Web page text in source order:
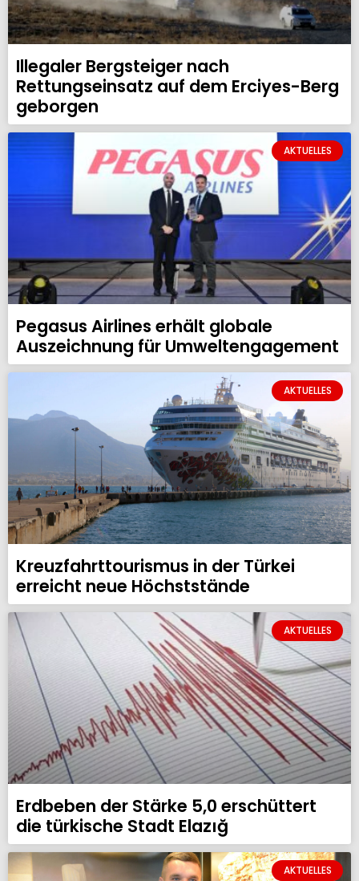
Illegaler Bergsteiger nach
Rettungseinsatz auf dem Erciyes-Berg
geborgen
AKTUELLES
Pegasus Airlines erhält globale
Auszeichnung für Umweltengagement
AKTUELLES
Kreuzfahrttourismus in der Türkei
erreicht neue Höchststände
AKTUELLES
Erdbeben der Stärke 5,0 erschüttert
die türkische Stadt Elazığ
AKTUELLES